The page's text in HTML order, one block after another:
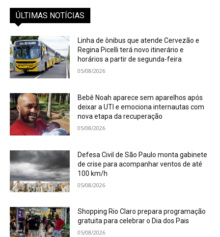
ÚLTIMAS NOTÍCIAS
Linha de ônibus que atende Cervezão e
Regina Picelli terá novo itinerário e
horários a partir de segunda-feira
05/08/2026
Bebê Noah aparece sem aparelhos após
deixar a UTI e emociona internautas com
nova etapa da recuperação
05/08/2026
Defesa Civil de São Paulo monta gabinete
de crise para acompanhar ventos de até
100 km/h
05/08/2026
Shopping Rio Claro prepara programação
gratuita para celebrar o Dia dos Pais
05/08/2026